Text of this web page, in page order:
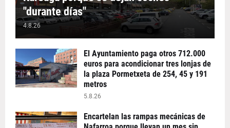
"durante días"
4.8.26
El Ayuntamiento paga otros 712.000
euros para acondicionar tres lonjas de
la plaza Pormetxeta de 254, 45 y 191
metros
5.8.26
Encartelan las rampas mecánicas de